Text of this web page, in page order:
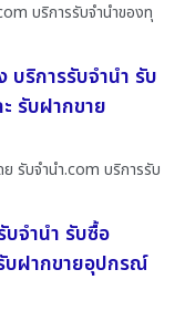
บริการรับจำนำของทุ
บริการรับจำนำ รับ
รับฝากขาย
ย รับจํานํา.com บริการรับ
บจำนำ รับซื้อ
บฝากขายอุปกรณ์